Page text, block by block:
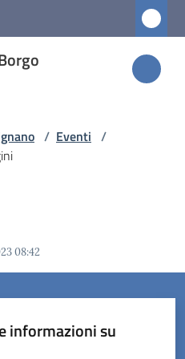
/ Eventi /
08:42
informazioni su